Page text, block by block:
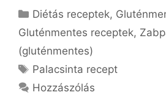
Kategória
Diétás receptek,
Gluténmentes receptek,
(gluténmentes)
Címkék
Palacsinta recept
Hozzászólás